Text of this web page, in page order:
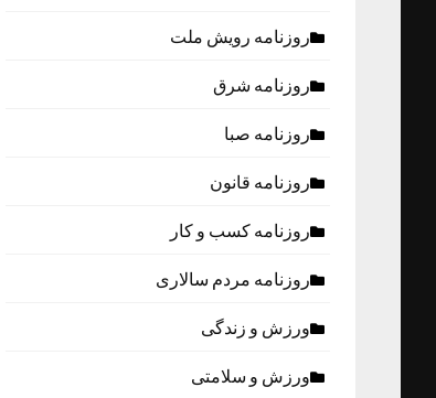
روزنامه رویش ملت
روزنامه شرق
روزنامه صبا
روزنامه قانون
روزنامه كسب و كار
روزنامه مردم سالاری
ورزش و زندگی
ورزش و سلامتی